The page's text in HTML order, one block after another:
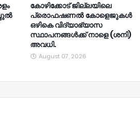
കോഴിക്കോട് ജില്ലയിലെ
പ്രൊഫഷണൽ കോളെജുകൾ
ഒഴികെ വിദ്യാഭ്യാസ
സ്ഥാപനങ്ങൾക്ക് നാളെ (ശനി)
അവധി.
August 07, 2026